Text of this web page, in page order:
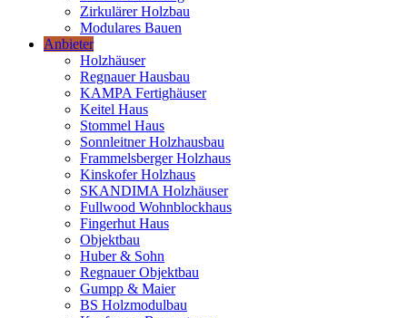
Zirkulärer Holzbau
Modulares Bauen
Anbieter
Holzhäuser
Regnauer Hausbau
KAMPA Fertighäuser
Keitel Haus
Stommel Haus
Sonnleitner Holzhausbau
Frammelsberger Holzhaus
Kinskofer Holzhaus
SKANDIMA Holzhäuser
Fullwood Wohnblockhaus
Fingerhut Haus
Objektbau
Huber & Sohn
Regnauer Objektbau
Gumpp & Maier
BS Holzmodulbau